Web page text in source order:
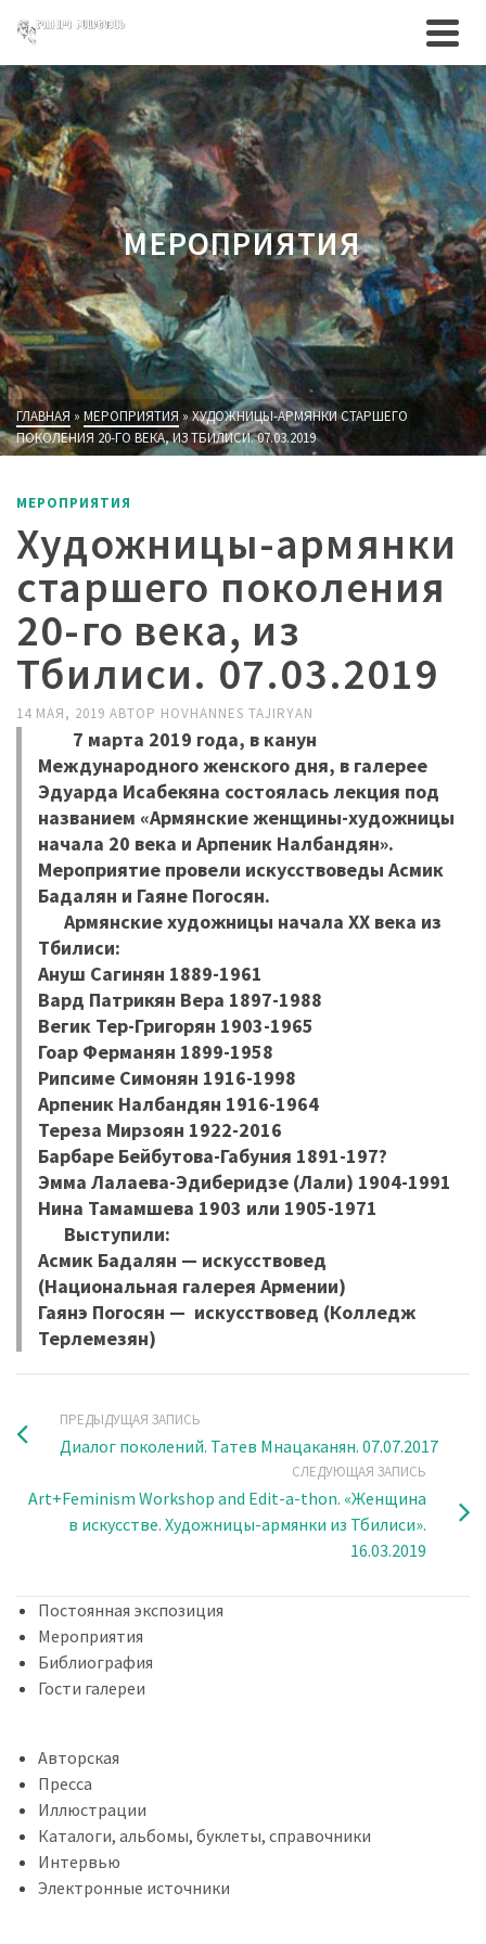
МЕРОПРИЯТИЯ
ГЛАВНАЯ » МЕРОПРИЯТИЯ »ХУДОЖНИЦЫ-АРМЯНКИ СТАРШЕГО
ПОКОЛЕНИЯ 20-ГО ВЕКА, ИЗ ТБИЛИСИ. 07.03.2019
МЕРОПРИЯТИЯ
Художницы-армянки
старшего поколения
20-го века, из
Тбилиси. 07.03.2019
14 МАЯ, 2019 АВТОР HOVHANNES TAJIRYAN
7 марта 2019 года, в канун
Международного женского дня, в галерее
Эдуарда Исабекяна состоялась лекция под
названием «Армянские женщины-художницы
начала 20 века и Арпеник Налбандян».
Мероприятие провели искусствоведы Асмик
Бадалян и Гаяне Погосян.
Армянские художницы начала XX века из
Тбилиси:
Ануш Сагинян 1889-1961
Вард Патрикян Вера 1897-1988
Вегик Тер-Григорян 1903-1965
Гоар Ферманян 1899-1958
Рипсиме Симонян 1916-1998
Арпеник Налбандян 1916-1964
Тереза Мирзоян 1922-2016
Барбаре Бейбутова-Габуния 1891-197?
Эмма Лалаева-Эдиберидзе (Лали) 1904-1991
Нина Тамамшева 1903 или 1905-1971
Выступили:
Асмик Бадалян — искусствовед
(Национальная галерея Армении)
Гаянэ Погосян — искусствовед (Колледж
Терлемезян)
ПРЕДЫДУЩАЯ ЗАПИСЬ
Диалог поколений. Татев Мнацаканян. 07.07.2017
СЛЕДУЮЩАЯ ЗАПИСЬ
Art+Feminism Workshop and Edit-a-thon. «Женщина
в искусстве. Художницы-армянки из Тбилиси».
16.03.2019
Постоянная экспозиция
Мероприятия
Библиография
Гости галереи
Авторская
Пресса
Иллюстрации
Каталоги, альбомы, буклеты, справочники
Интервью
Электронные источники